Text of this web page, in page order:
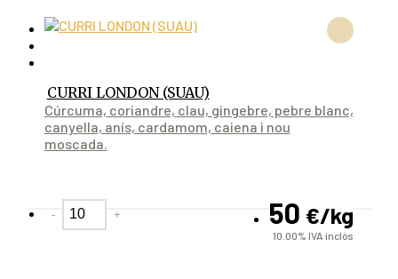
CURRI LONDON (SUAU)
Cúrcuma, coriandre, clau, gingebre, pebre blanc,
canyella, anís, cardamom, caiena i nou
moscada.
50 €/kg
10.00%IVA inclòs
- +